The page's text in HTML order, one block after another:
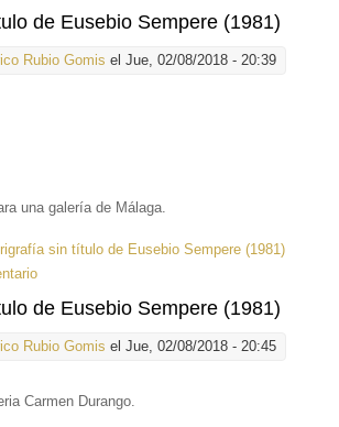
de Eusebio Sempere (1981)
Rubio Gomis el Jue, 02/08/2018 - 20:39
una galería de Málaga.
sin título de Eusebio Sempere (1981)
de Eusebio Sempere (1981)
Rubio Gomis el Jue, 02/08/2018 - 20:45
Carmen Durango.